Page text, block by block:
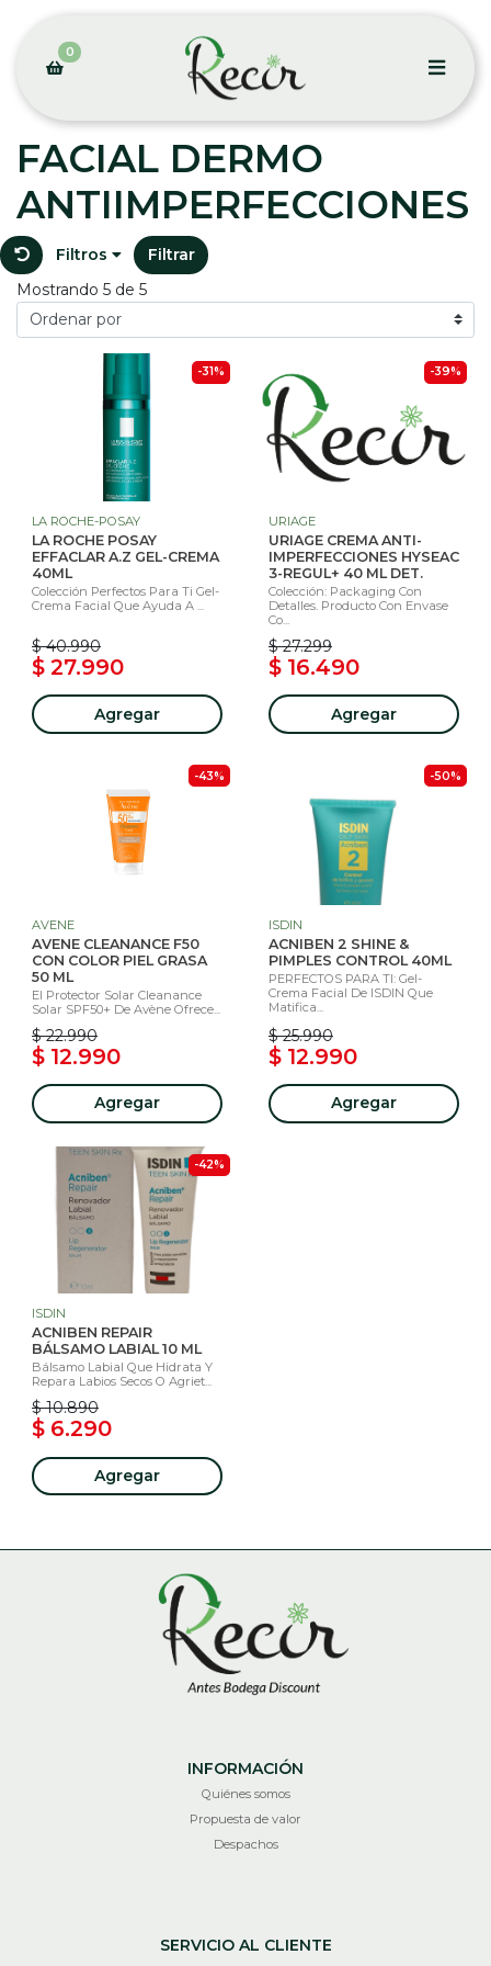
0
FACIAL DERMO
ANTIIMPERFECCIONES
Filtros
Filtrar
Mostrando 5 de 5
-31%
LA ROCHE-POSAY
LA ROCHE POSAY
EFFACLAR A.Z GEL-CREMA
40ML
Colección Perfectos Para Ti Gel-
Crema Facial Que Ayuda A ...
$ 40.990
$ 27.990
Agregar
-39%
URIAGE
URIAGE CREMA ANTI-
IMPERFECCIONES HYSEAC
3-REGUL+ 40 ML DET.
Colección: Packaging Con
Detalles. Producto Con Envase
Co...
$ 27.299
$ 16.490
Agregar
-43%
AVENE
AVENE CLEANANCE F50
CON COLOR PIEL GRASA
50 ML
El Protector Solar Cleanance
Solar SPF50+ De Avène Ofrece...
$ 22.990
$ 12.990
Agregar
-50%
ISDIN
ACNIBEN 2 SHINE &
PIMPLES CONTROL 40ML
PERFECTOS PARA TI: Gel-
Crema Facial De ISDIN Que
Matifica...
$ 25.990
$ 12.990
Agregar
-42%
ISDIN
ACNIBEN REPAIR
BÁLSAMO LABIAL 10 ML
Bálsamo Labial Que Hidrata Y
Repara Labios Secos O Agriet...
$ 10.890
$ 6.290
Agregar
INFORMACIÓN
Quiénes somos
Propuesta de valor
Despachos
SERVICIO AL CLIENTE